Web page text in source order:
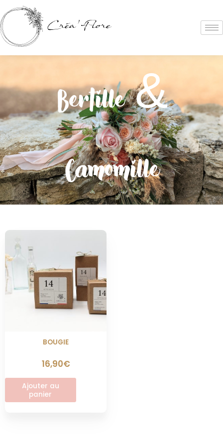
Bertille &
Camomille
BOUGIE
16,90€
Ajouter au
panier